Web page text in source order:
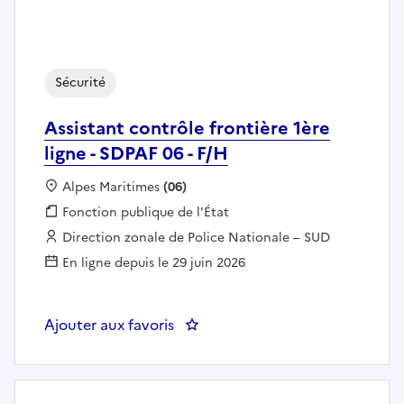
Assistant contrôle frontière 1ère
ligne - SDPAF 06 - F/H
Sécurité
Localisation :
Alpes Maritimes(06)
Fonction publique :
Fonction publique de l'État
Employeur :
Direction zonale de Police Nationale – SUD
En ligne depuis le 29 juin 2026
Ajouter aux favoris : Assistant contrôle frontière